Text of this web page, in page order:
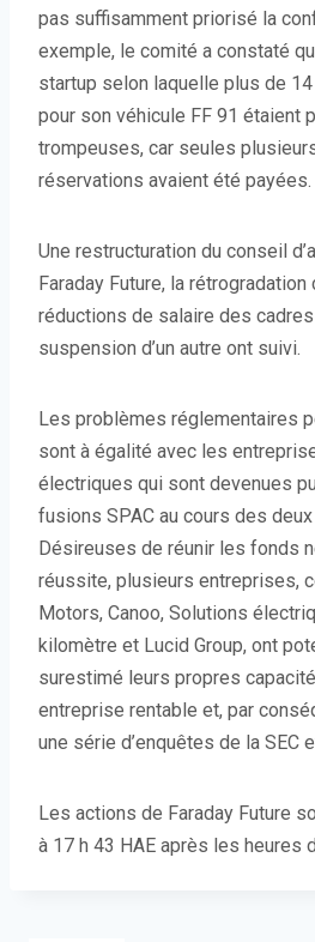
pas suffisamment priorisé la
exemple, le comité a constaté
startup selon laquelle plus de
pour son véhicule FF 91 étaient
trompeuses, car seules
réservations avaient été payées.
Une restructuration du conseil
Faraday Future, la
réductions de salaire des
suspension d’un autre ont suivi.
Les problèmes réglementaires
sont à égalité avec les
électriques qui sont devenues
fusions SPAC au cours des
Désireuses de réunir les fonds
réussite, plusieurs entreprises,
Motors, Canoo, Solutions
kilomètre et Lucid Group, ont
surestimé leurs propres
entreprise rentable et, par
une série d’enquêtes de la SEC
Les actions de Faraday Future
à 17 h 43 HAE après les heures